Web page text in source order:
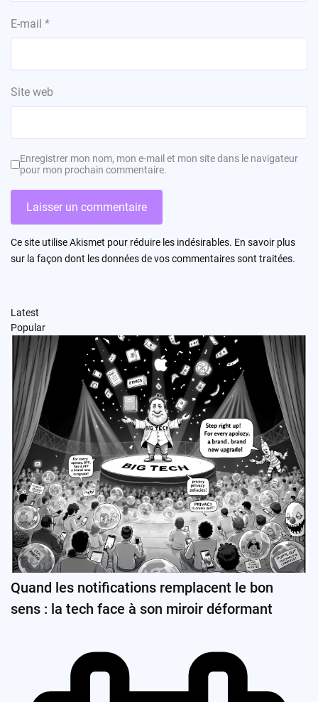
E-mail *
Site web
Enregistrer mon nom, mon e-mail et mon site dans le navigateur
pour mon prochain commentaire.
Ce site utilise Akismet pour réduire les indésirables. En savoir plus
sur la façon dont les données de vos commentaires sont traitées.
Latest
Popular
Quand les notifications remplacent le bon
sens : la tech face à son miroir déformant